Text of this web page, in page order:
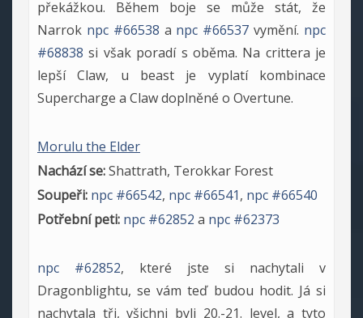
překážkou. Během boje se může stát, že
Narrok npc #66538 a npc #66537 vymění. npc
#68838 si však poradí s oběma. Na crittera je
lepší Claw, u beast je vyplatí kombinace
Supercharge a Claw doplněné o Overtune.
Morulu the Elder
Nachází se:Shattrath, Terokkar Forest
Soupeři: npc #66542, npc #66541, npc #66540
Potřební peti: npc #62852 a npc #62373
npc #62852, které jste si nachytali v
Dragonblightu, se vám teď budou hodit. Já si
nachytala tři, všichni byli 20.-21. level, a tyto